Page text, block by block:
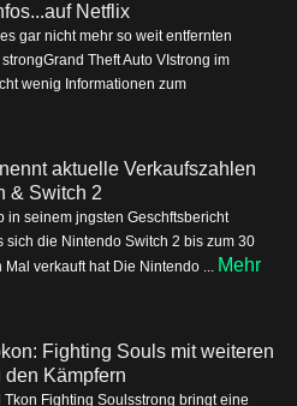
Netflix
gar nicht mehr so weit entfernten
Theft Auto VIstrong im
wenig Informationen zum
aktuelle Verkaufszahlen
& Switch 2
in seinem jngsten Geschftsbericht
sich die Nintendo Switch 2 bis zum 30
verkauft hat Die Nintendo ... Mehr
Fighting Souls mit weiteren
Kämpfern
Tkon Fighting Soulsstrong bringt eine